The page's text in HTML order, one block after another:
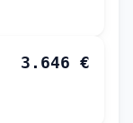
3.646 €